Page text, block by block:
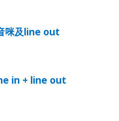
咪及line out
in + line out